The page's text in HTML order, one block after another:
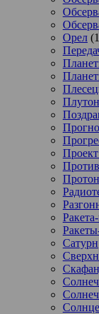
Орел
Плутон
Сатурн
Солнце